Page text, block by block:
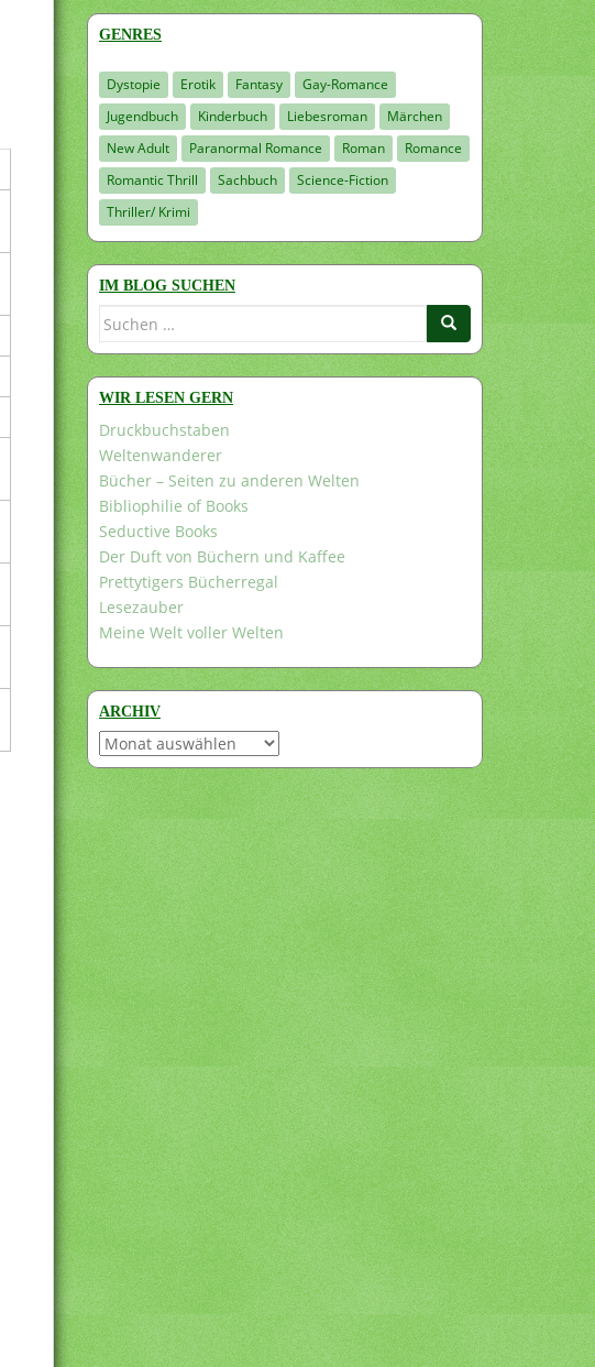
GENRES
Dystopie Erotik Fantasy
Gay-Romance
Jugendbuch
Kinderbuch Liebesroman
Märchen
New Adult
Paranormal Romance Roman
Romance
Romantic Thrill
Sachbuch
Science-Fiction
Thriller/ Krimi
IM BLOG SUCHEN
Suchen
WIR LESEN GERN
Druckbuchstaben
Weltenwanderer
Bücher – Seiten zu anderen Welten
Bibliophilie of Books
Seductive Books
Der Duft von Büchern und Kaffee
Prettytigers Bücherregal
Lesezauber
Meine Welt voller Welten
ARCHIV
Archiv